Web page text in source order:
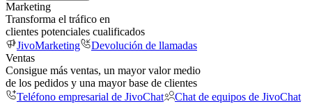
Marketing
Transforma el tráfico en
clientes potenciales cualificados
JivoMarketing
Devolución de llamadas
Ventas
Consigue más ventas, un mayor valor medio
de los pedidos y una mayor base de clientes
Teléfono empresarial de JivoChat
Chat de equipos de JivoChat